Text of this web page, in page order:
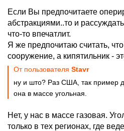
Если Вы предпочитаете
абстракциями..то и
что-то впечатлит.
Я же предпочитаю считать,
сооружение, а кипятильник -
От пользователя Stavr
ну и што? Раз США, так пример
она в массе угольная.
Нет, у нас в массе газовая.
только в тех регионах, где